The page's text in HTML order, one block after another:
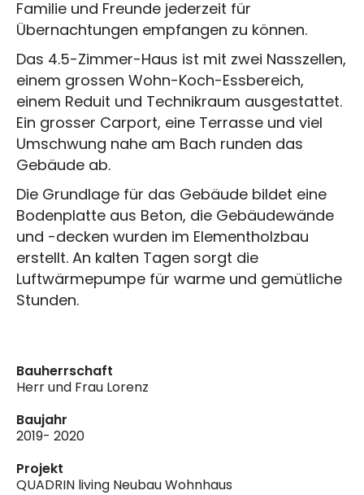
Bauherrschaft
Herr und Frau Lorenz
Baujahr
2019- 2020
Projekt
QUADRIN living Neubau Wohnhaus
Familie und Freunde jederzeit für
Übernachtungen empfangen zu können.
Das 4.5-Zimmer-Haus ist mit zwei Nasszellen,
einem grossen Wohn-Koch-Essbereich,
einem Reduit und Technikraum ausgestattet.
Ein grosser Carport, eine Terrasse und viel
Umschwung nahe am Bach runden das
Gebäude ab.
Die Grundlage für das Gebäude bildet eine
Bodenplatte aus Beton, die Gebäudewände
und -decken wurden im Elementholzbau
erstellt. An kalten Tagen sorgt die
Luftwärmepumpe für warme und gemütliche
Stunden.